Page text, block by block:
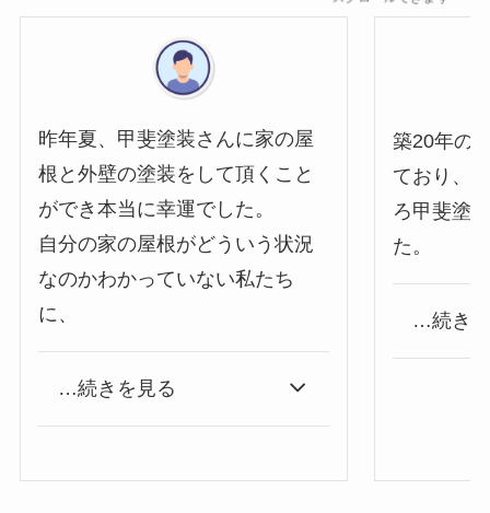
昨年夏、甲斐塗装さんに家の屋
根と外壁の塗装をして頂くこと
ができ本当に幸運でした。
自分の家の屋根がどういう状況
なのかわかっていない私たち
に、
…続きを見る
築20年の
ており、
ろ甲斐塗
た。
…続き